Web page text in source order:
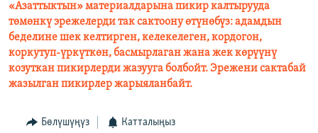
«Азаттыктын» материалдарына пикир калтырууда
төмөнкү эрежелерди так сактоону өтүнөбүз: адамдын
беделине шек келтирген, келекелеген, кордогон,
коркутуп-үркүткөн, басмырлаган жана жек көрүүнү
козуткан пикирлерди жазууга болбойт. Эрежени сактабай
жазылган пикирлер жарыяланбайт.
Бөлүшүңүз Катталыңыз